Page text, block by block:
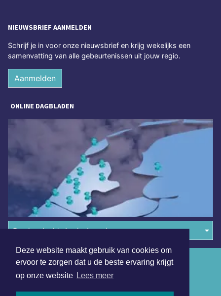
Deze website maakt gebruik van cookies om
ervoor te zorgen dat u de beste ervaring krijgt
op onze website Lees meer
NIEUWSBRIEF AANMELDEN
Schrijf je in voor onze nieuwsbrief en krijg wekelijks een
samenvatting van alle gebeurtenissen uit jouw regio.
Aanmelden
ONLINE DAGBLADEN
Overige dagbladen in de regio
Algemene voorwaarden
Disclaimer